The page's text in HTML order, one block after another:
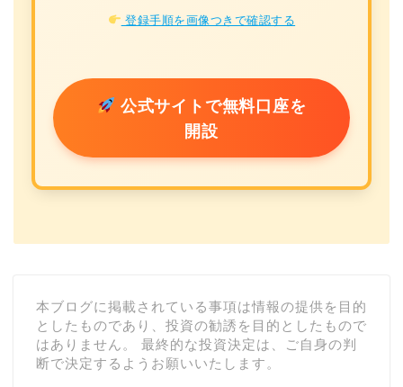
登録手順を画像つきで確認する
公式サイトで無料口座を
開設
本ブログに掲載されている事項は情報の提供を目的
としたものであり、投資の勧誘を目的としたもので
はありません。 最終的な投資決定は、ご自身の判
断で決定するようお願いいたします。